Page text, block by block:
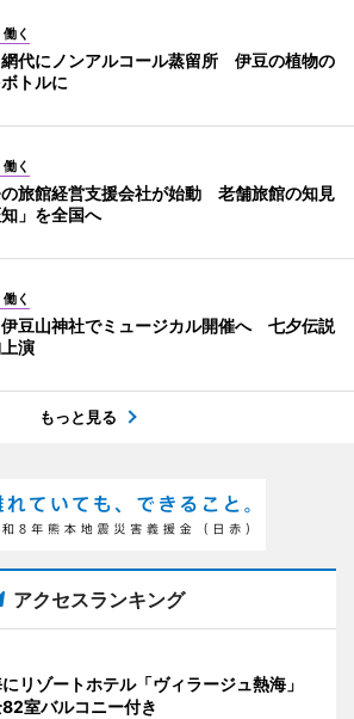
く
代にノンアルコール蒸留所 伊豆の植物の
トルに
く
旅館経営支援会社が始動 老舗旅館の知見
知」を全国へ
く
豆山神社でミュージカル開催へ 七夕伝説
演
もっと見る
アクセスランキング
リゾートホテル「ヴィラージュ熱海」
室バルコニー付き